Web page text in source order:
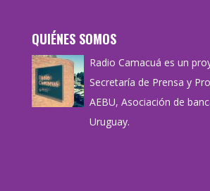
QUIÉNES SOMOS
Radio Camacuá es un
Secretaría de Prensa y
AEBU, Asociación de
Uruguay.